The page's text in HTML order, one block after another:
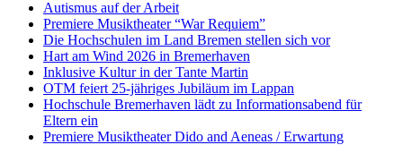
Autismus auf der Arbeit
Premiere Musiktheater “War Requiem”
Die Hochschulen im Land Bremen stellen sich vor
Hart am Wind 2026 in Bremerhaven
Inklusive Kultur in der Tante Martin
OTM feiert 25-jähriges Jubiläum im Lappan
Hochschule Bremerhaven lädt zu Informationsabend für
Eltern ein
Premiere Musiktheater Dido and Aeneas / Erwartung